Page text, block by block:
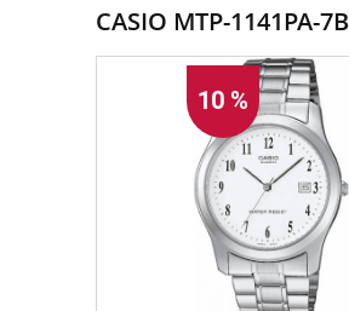
CASIO MTP-1141PA-7B
10 %